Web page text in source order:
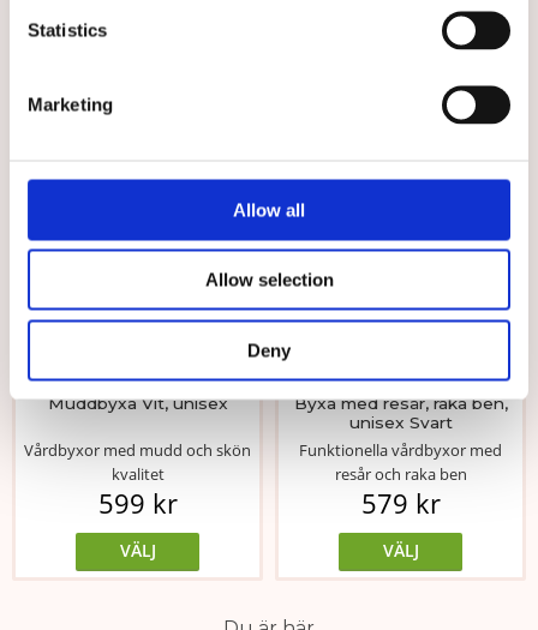
Statistics
Marketing
Allow all
Allow selection
Deny
579 kr
Välj storlek
Muddbyxa Vit, unisex
★★★★★
Vårdbyxor med mudd och skön
kvalitet
599 kr
VÄLJ
Välj storlek
Byxa med resår, raka ben,
unisex Svart
★★★★★
Funktionella vårdbyxor med
resår och raka ben
579 kr
VÄLJ